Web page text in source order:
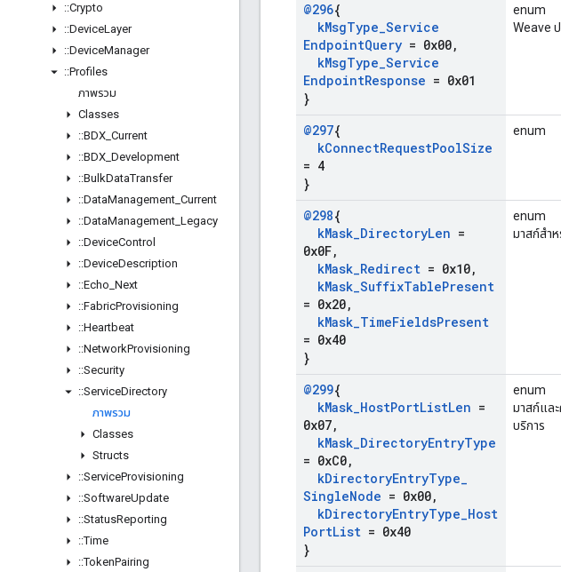
::Crypto
::DeviceLayer
::DeviceManager
::Profiles
ภาพรวม
Classes
::BDX Current
::BDX Development
::BulkDataTransfer
::DataManagement Current
::DataManagement Legacy
::DeviceControl
::DeviceDescription
::Echo Next
::FabricProvisioning
::Heartbeat
::NetworkProvisioning
::Security
::ServiceDirectory
ภาพรวม
Classes
Structs
::ServiceProvisioning
::SoftwareUpdate
::StatusReporting
::Time
::TokenPairing
@296{
kMsgType_Service
EndpointQuery = 0x00,
kMsgType_Service
EndpointResponse = 0x01
}
enum
Weave ป
@297{
kConnectRequestPoolSize
= 4
}
enum
@298{
kMask_DirectoryLen =
0x0F,
kMask_Redirect = 0x10,
kMask_SuffixTablePresent
= 0x20,
kMask_TimeFieldsPresent
= 0x40
}
enum
มาสก์สำ
@299{
kMask_HostPortListLen =
0x07,
kMask_DirectoryEntryType
= 0xC0,
kDirectoryEntryType_
SingleNode = 0x00,
kDirectoryEntryType_Host
PortList = 0x40
}
enum
มาสก์แล
บริการ